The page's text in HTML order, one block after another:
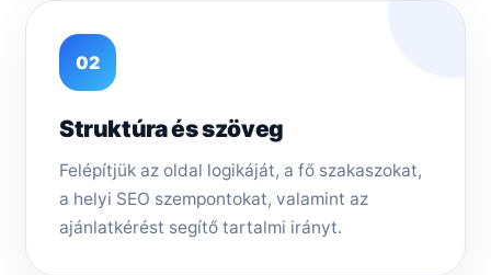
02
Struktúra és szöveg
Felépítjük az oldal logikáját, a fő szakaszokat,
a helyi SEO szempontokat, valamint az
ajánlatkérést segítő tartalmi irányt.